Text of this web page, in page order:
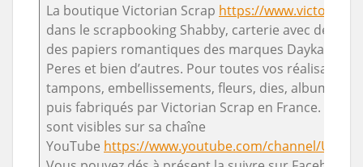
La boutique Victorian Scrap https://www.victorian-
dans le scrapbooking Shabby, carterie avec de
des papiers romantiques des marques Dayka
Peres et bien d’autres. Pour toutes vos
tampons, embellissements, fleurs, dies, albums en
puis fabriqués par Victorian Scrap en France. De
sont visibles sur sa chaîne
YouTube https://www.youtube.com/channel/